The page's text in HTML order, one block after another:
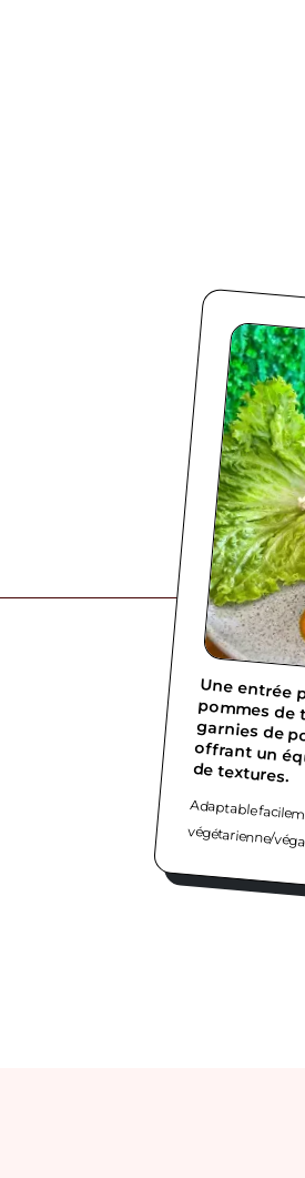
Une entrée péruvienne
garnies de
offrant un
de textures.
Adaptable
végétarienne/